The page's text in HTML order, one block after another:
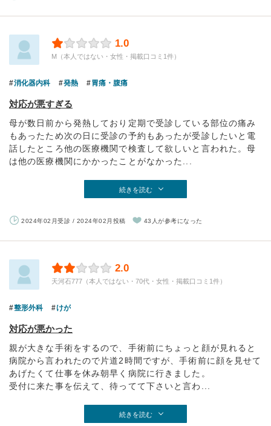
1.0
M（本人ではない・女性・掲載口コミ1件）
消化器内科 発熱 胃痛・腹痛
対応が悪すぎる
母が数日前から発熱しており定期で受診している部位の痛み
もあったため次の日に受診の予約もあったが受診したいと電
話したところ他の医療機関で検査して欲しいと言われた。母
は他の医療機関にかかったことがなかった...
続きを読む
2024年02月受診 / 2024年02月投稿 43人が参考になった
2.0
天河石777（本人ではない・70代・女性・掲載口コミ1件）
整形外科 けが
対応が悪かった
親が大きな手術をするので、手術前にちょっと顔が見れると
病院から言われたので片道2時間ですが、手術前に顔を見せて
あげたくて仕事を休み朝早く病院に行きました。
受付に来た事を伝えて、待ってて下さいと言わ...
続きを読む